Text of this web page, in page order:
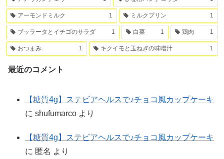
アーモンドミルク 1 ミルクプリン 1
ブッラータとイチゴのサラダ 1 白菜 1 鶏肉 1
おつまみ 1 キクイモと玉ねぎの味噌汁 1
最近のコメント
【糖質4g】ステビアヘルスで♪チョコ風カップケーキ
に shufumarco より
【糖質4g】ステビアヘルスで♪チョコ風カップケーキ
に 匿名 より